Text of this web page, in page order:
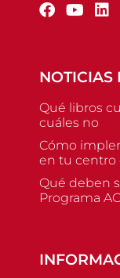
NOTICIAS
Qué libros
cuáles no
Cómo
en tu centro
Qué deben
Programa